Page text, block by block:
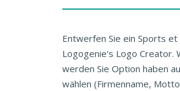
Entwerfen Sie ein Sports
Logogenie's Logo Creator.
werden Sie Option haben
wählen (Firmenname,